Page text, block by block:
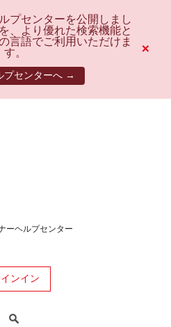
プセンターを公開しまし
、より優れた検索機能と
言語でご利用いただけま
す。
プセンターへ →
×
ーヘルプセンター
ンイン